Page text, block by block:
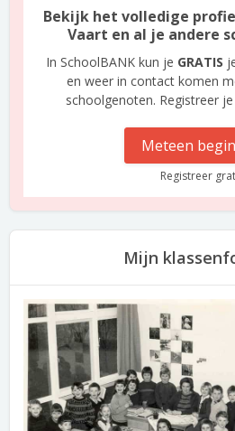
Bekijk het volledige
Vaart en al je andere
In SchoolBANK kun je GRATIS
en weer in contact komen
schoolgenoten. Registreer
Meteen
Registreer
Mijn